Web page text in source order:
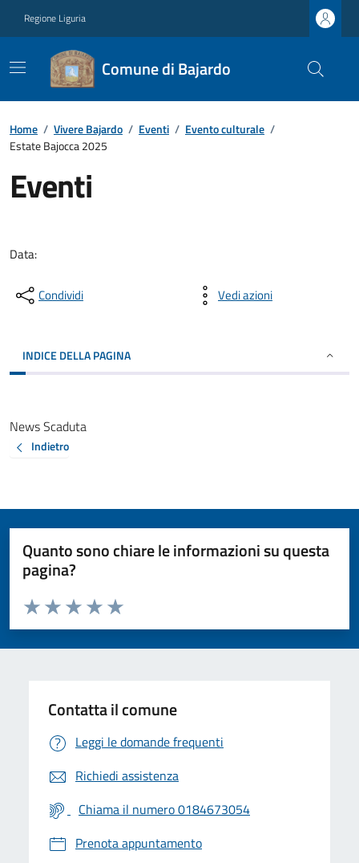
Regione Liguria
Comune di Bajardo
Home / Vivere Bajardo / Eventi / Evento culturale /
Estate Bajocca 2025
Eventi
Data:
Condividi Vedi azioni
INDICE DELLA PAGINA
News Scaduta
Indietro
Quanto sono chiare le informazioni su questa
pagina?
Valuta da 1 a 5 stelle la pagina
Valuta 5 stelle su 5
Valuta 4 stelle su 5
Valuta 3 stelle su 5
Valuta 2 stelle su 5
Valuta 1 stelle su 5
Contatta il comune
Leggi le domande frequenti
Richiedi assistenza
Chiama il numero 0184673054
Prenota appuntamento